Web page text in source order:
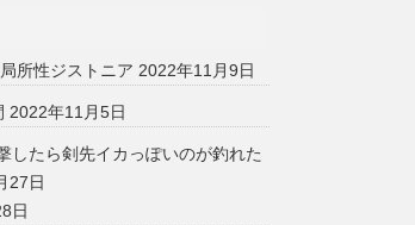
所性ジストニア 2022年11月9日
2022年11月5日
したら剣先イカっぽいのが釣れた
27日
日